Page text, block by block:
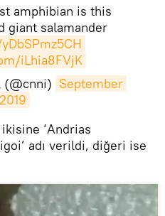
amphibian is this
giant salamander
iLhia8FVjK
(@cnni) September
‘Andrias
adı verildi, diğeri ise